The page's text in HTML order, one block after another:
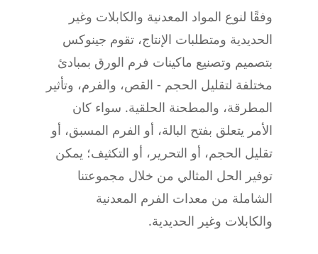
وفقًا لنوع المواد المعدنية والكابلات وغير
الحديدية ومتطلبات الإنتاج، تقوم جينوكس
بتصميم وتصنيع ماكينات فرم الورق بمبادئ
مختلفة لتقليل الحجم - القص، والفرم، وتأثير
المطرقة، والمطحنة الحلقية. سواء كان
الأمر يتعلق بفتح البالة، أو الفرم المسبق، أو
تقليل الحجم، أو التحرير، أو التكثيف؛ يمكن
توفير الحل المثالي من خلال مجموعتنا
الشاملة من معدات الفرم المعدنية
والكابلات وغير الحديدية.